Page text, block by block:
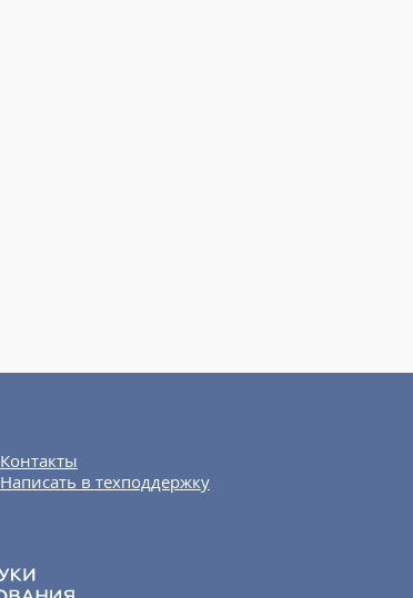
Контакты
Написать в техподдержку